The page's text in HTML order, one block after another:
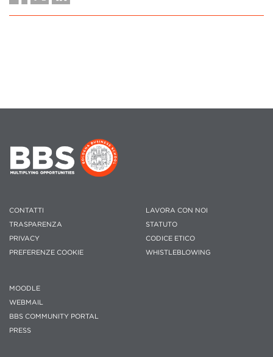
CONTATTI
TRASPARENZA
PRIVACY
PREFERENZE COOKIE
LAVORA CON NOI
STATUTO
CODICE ETICO
WHISTLEBLOWING
MOODLE
WEBMAIL
BBS COMMUNITY PORTAL
PRESS